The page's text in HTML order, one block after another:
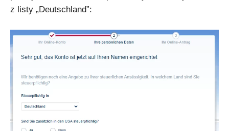
z listy „Deutschland”: